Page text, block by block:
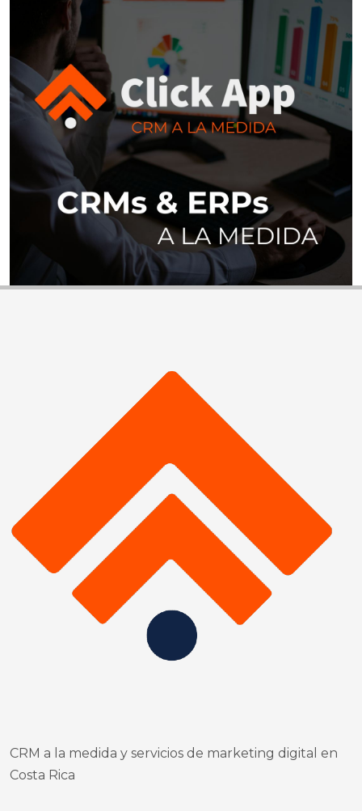
CRM a la medida y servicios de marketing digital en
Costa Rica